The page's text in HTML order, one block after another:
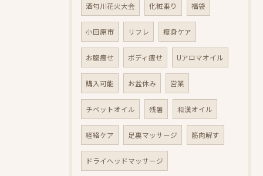
酒匂川花火大会 化粧乗り 福袋
小田原市 リフレ 瘦身ケア
お腹痩せ ボディ痩せ Uアロマオイル
購入可能 お盆休み 営業
チベットオイル 残暑 和漢オイル
経絡ケア 足裏マッサージ 筋肉解す
ドライヘッドマッサージ